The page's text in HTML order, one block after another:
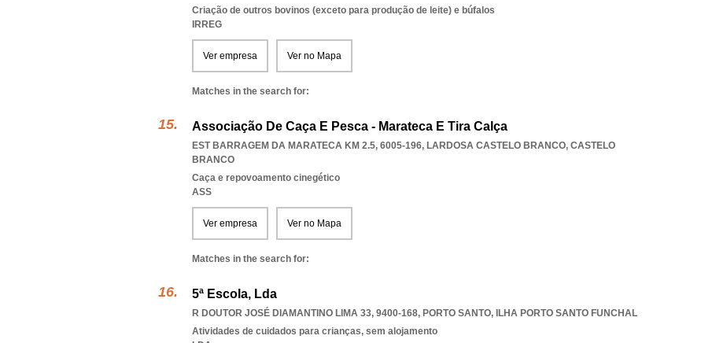
Criação de outros bovinos (exceto para produção de leite) e búfalos
IRREG
Ver empresa Ver no Mapa
Matches in the search for:
Associação De Caça E Pesca - Marateca E Tira Calça
EST BARRAGEM DA MARATECA KM 2.5, 6005-196, LARDOSA CASTELO BRANCO, CASTELO
BRANCO
Caça e repovoamento cinegético
ASS
Ver empresa Ver no Mapa
Matches in the search for:
5ª Escola, Lda
R DOUTOR JOSÉ DIAMANTINO LIMA 33, 9400-168, PORTO SANTO, ILHA PORTO SANTO FUNCHAL
Atividades de cuidados para crianças, sem alojamento